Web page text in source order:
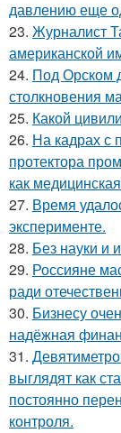
давлению еще
23. Журналист
американской
24. Под Орском
столкновения
25. Какой
26. На кадрах с
протектора
как
27. Время
эксперименте.
28. Без науки и
29. Россияне
ради
30. Бизнесу
надёжная
31.
выглядят как
постоянно
контроля.